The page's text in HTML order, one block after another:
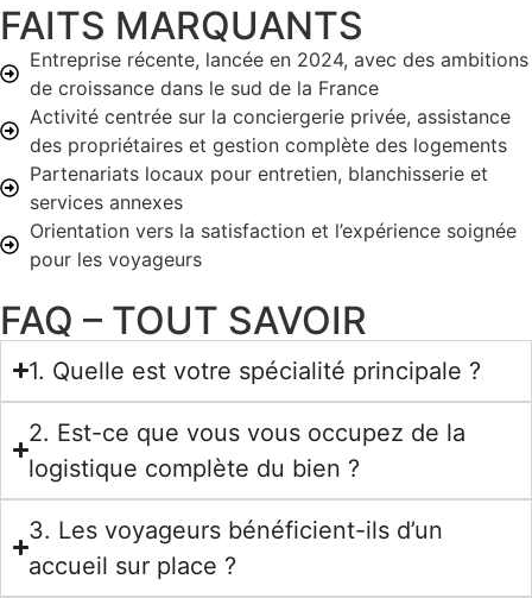
FAITS MARQUANTS
Entreprise récente, lancée en 2024, avec des ambitions
de croissance dans le sud de la France
Activité centrée sur la conciergerie privée, assistance
des propriétaires et gestion complète des logements
Partenariats locaux pour entretien, blanchisserie et
services annexes
Orientation vers la satisfaction et l’expérience soignée
pour les voyageurs
FAQ – TOUT SAVOIR
1. Quelle est votre spécialité principale ?
2. Est-ce que vous vous occupez de la
logistique complète du bien ?
3. Les voyageurs bénéficient-ils d’un
accueil sur place ?